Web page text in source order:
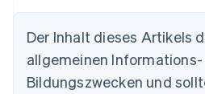
Der Inhalt dieses Artikels
allgemeinen
Bildungszwecken und
Australien
English
Belgien